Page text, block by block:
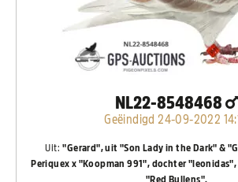
NL22-8548468
Geëindigd 24-09-2022
Uit:"Gerard", uit "Son Lady in the Dark" &
Periquex x "Koopman 991", dochter "leonidas",
"Red Bullens".